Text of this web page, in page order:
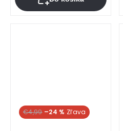
€4,99 –24 %